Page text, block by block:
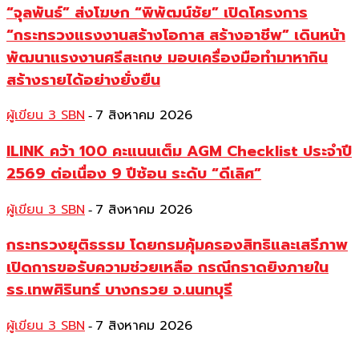
“จุลพันธ์” ส่งโฆษก “พิพัฒน์ชัย” เปิดโครงการ
“กระทรวงแรงงานสร้างโอกาส สร้างอาชีพ” เดินหน้า
พัฒนาแรงงานศรีสะเกษ มอบเครื่องมือทำมาหากิน
สร้างรายได้อย่างยั่งยืน
ผู้เขียน 3 SBN - 7 สิงหาคม 2026
ILINK คว้า 100 คะแนนเต็ม AGM Checklist ประจำปี
2569 ต่อเนื่อง 9 ปีซ้อน ระดับ “ดีเลิศ”
ผู้เขียน 3 SBN - 7 สิงหาคม 2026
กระทรวงยุติธรรม โดยกรมคุ้มครองสิทธิและเสรีภาพ
เปิดการขอรับความช่วยเหลือ กรณีกราดยิงภายใน
รร.เทพศิรินทร์ บางกรวย จ.นนทบุรี
ผู้เขียน 3 SBN - 7 สิงหาคม 2026